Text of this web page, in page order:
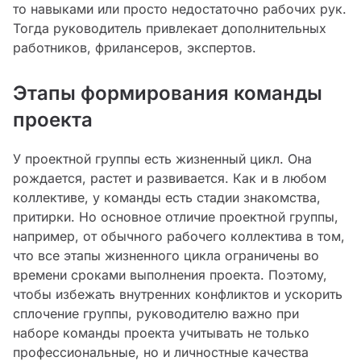
то навыками или просто недостаточно рабочих рук.
Тогда руководитель привлекает дополнительных
работников, фрилансеров, экспертов.
Этапы формирования команды
проекта
У проектной группы есть жизненный цикл. Она
рождается, растет и развивается. Как и в любом
коллективе, у команды есть стадии знакомства,
притирки. Но основное отличие проектной группы,
например, от обычного рабочего коллектива в том,
что все этапы жизненного цикла ограничены во
времени сроками выполнения проекта. Поэтому,
чтобы избежать внутренних конфликтов и ускорить
сплочение группы, руководителю важно при
наборе команды проекта учитывать не только
профессиональные, но и личностные качества